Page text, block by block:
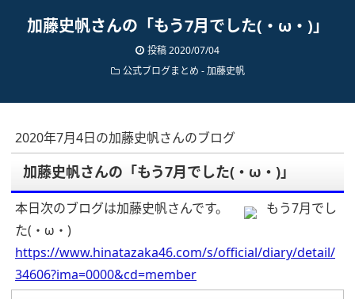
加藤史帆さんの「もう7月でした(・ω・)」
投稿2020/07/04
公式ブログまとめ -加藤史帆
2020年7月4日の加藤史帆さんのブログ
加藤史帆さんの「もう7月でした(・ω・)」
本日次のブログは加藤史帆さんです。
もう7月でし
た(・ω・)
https://www.hinatazaka46.com/s/official/diary/detail/
34606?ima=0000&cd=member